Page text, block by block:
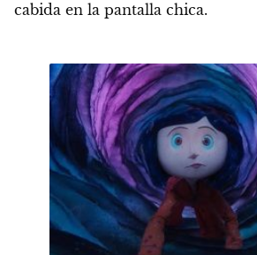
cabida en la pantalla chica.